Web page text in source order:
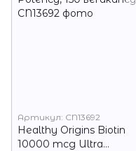
Артикул: CN13692
Healthy Origins Biotin
10000 mcg Ultra